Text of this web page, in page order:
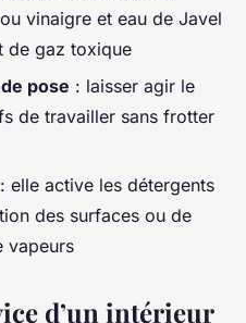
vinaigre et eau de Javel
de gaz toxique
pose : laisser agir le
de travailler sans frotter
: elle active les détergents
des surfaces ou de
vapeurs
d’un intérieur